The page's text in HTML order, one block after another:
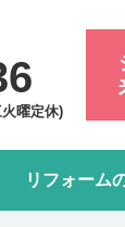
曜定休)
リフォーム